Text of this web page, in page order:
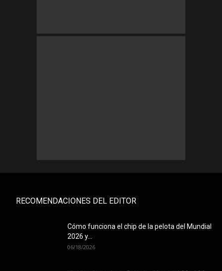
RECOMENDACIONES DEL EDITOR
Cómo funciona el chip de la pelota del Mundial
2026 y...
06/18/2026